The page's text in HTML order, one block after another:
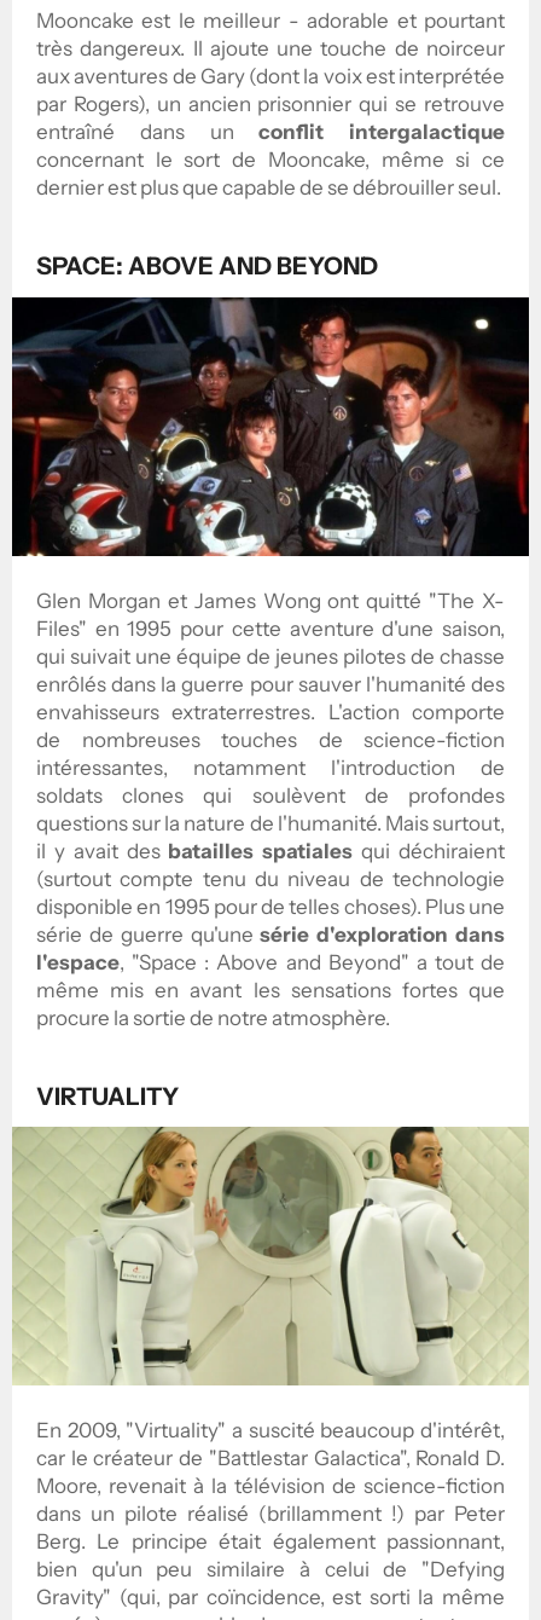
Mooncake est le meilleur - adorable et pourtant
très dangereux. Il ajoute une touche de noirceur
aux aventures de Gary (dont la voix est interprétée
par Rogers), un ancien prisonnier qui se retrouve
entraîné dans unconflit intergalactique
concernant le sort de Mooncake, même si ce
dernier est plus que capable de se débrouiller seul.
SPACE: ABOVE AND BEYOND
Glen Morgan et James Wong ont quitté "The X-
Files" en 1995 pour cette aventure d'une saison,
qui suivait une équipe de jeunes pilotes de chasse
enrôlés dans la guerre pour sauver l'humanité des
envahisseurs extraterrestres. L'action comporte
de nombreuses touches de science-fiction
intéressantes, notamment l'introduction de
soldats clones qui soulèvent de profondes
questions sur la nature de l'humanité. Mais surtout,
il y avait des batailles spatiales qui déchiraient
(surtout compte tenu du niveau de technologie
disponible en 1995 pour de telles choses). Plus une
série de guerre qu'unesérie d'exploration dans
l'espace, "Space : Above and Beyond" a tout de
même mis en avant les sensations fortes que
procure la sortie de notre atmosphère.
VIRTUALITY
En 2009, "Virtuality" a suscité beaucoup d'intérêt,
car le créateur de "Battlestar Galactica", Ronald D.
Moore, revenait à la télévision de science-fiction
dans un pilote réalisé (brillamment !) par Peter
Berg. Le principe était également passionnant,
bien qu'un peu similaire à celui de "Defying
Gravity" (qui, par coïncidence, est sorti la même